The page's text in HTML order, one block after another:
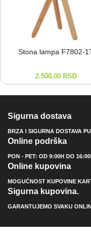
Stona lampa F7802-⁠
2.500,00 RSD
Sigurna dostava
BRZA I SIGURNA DOSTAVA
Online podrška
PON - PET: OD 9:00H DO
Online kupovina
MOGUĆNOST KUPOVINE
Sigurna kupovina.
GARANTUJEMO SVAKU